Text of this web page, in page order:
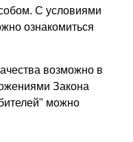
С условиями
ознакомиться
возможно в
Закона
можно